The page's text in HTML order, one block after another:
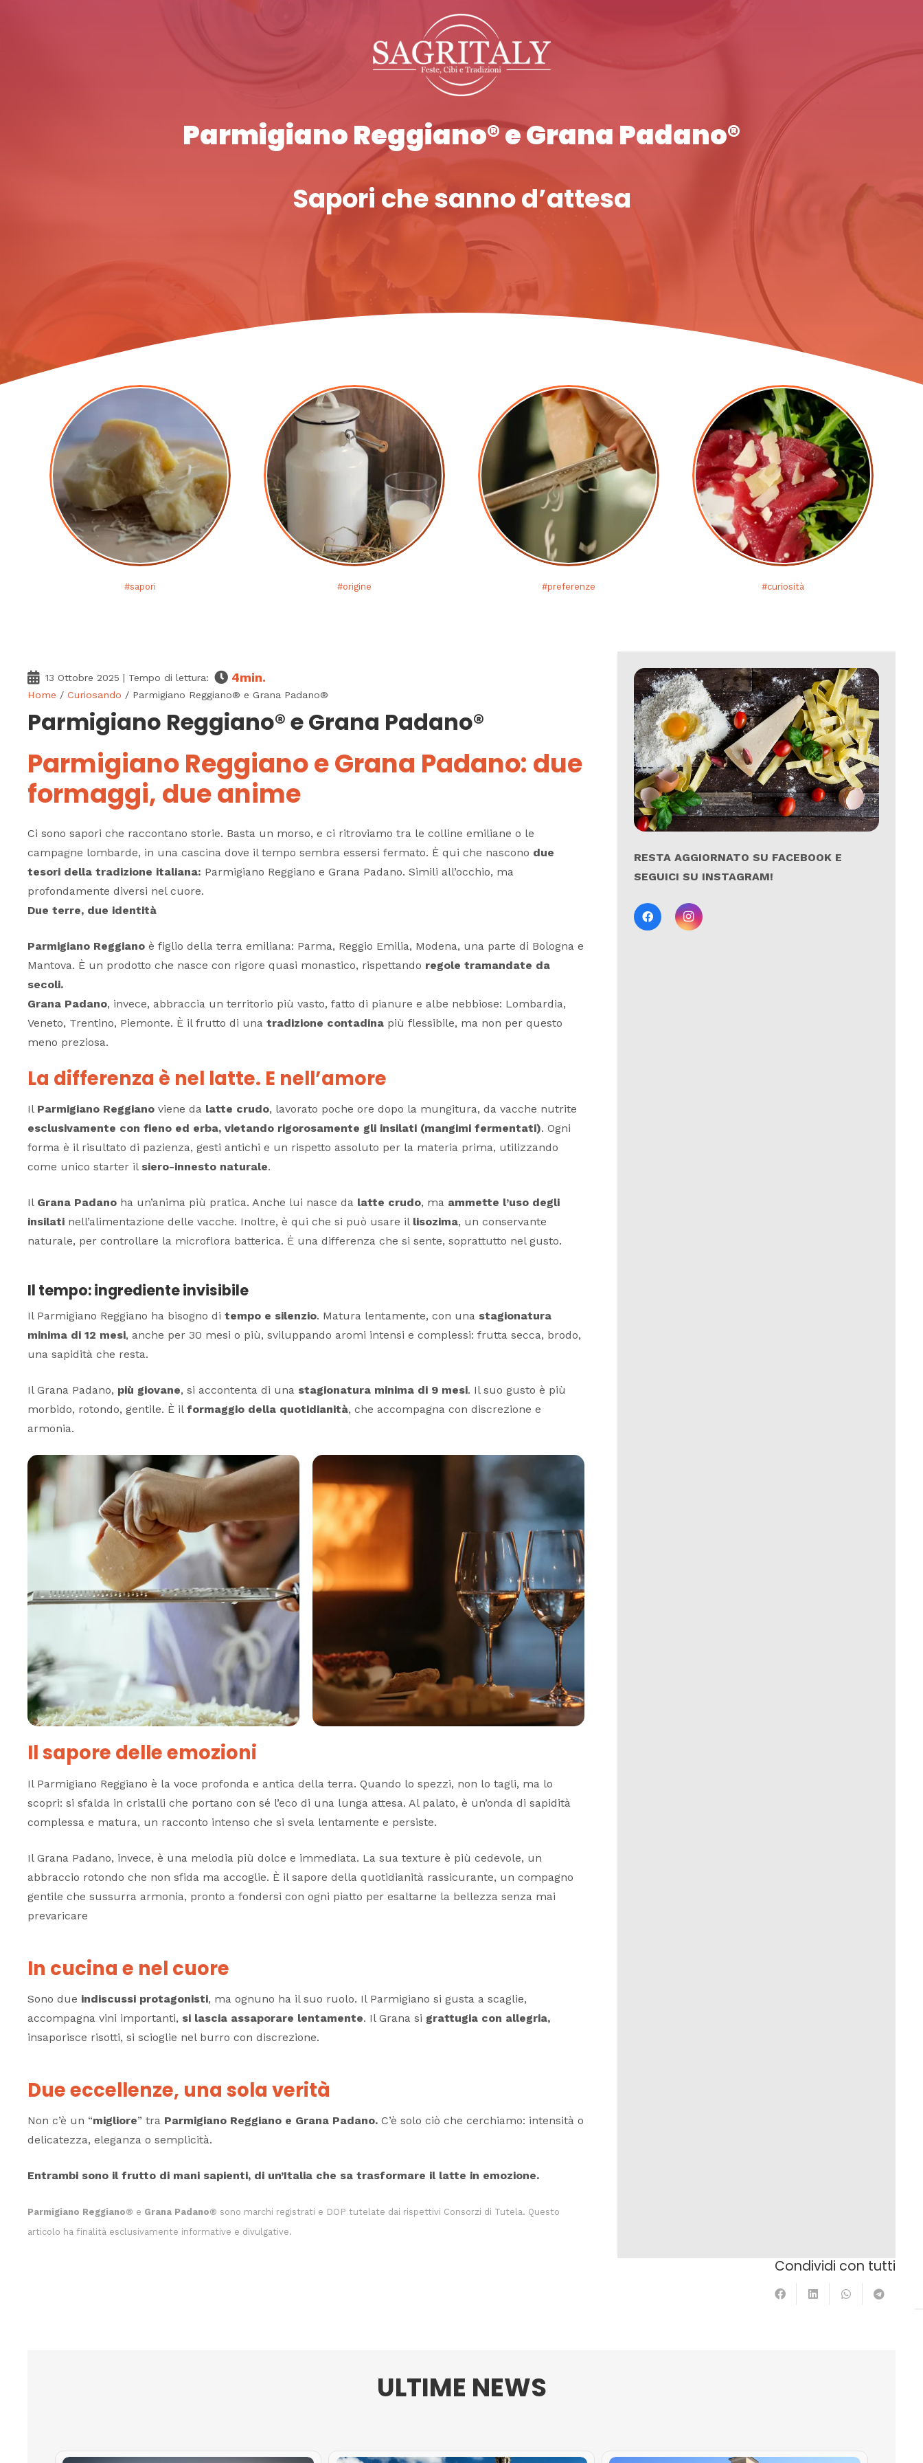
Parmigiano Reggiano® e Grana Padano®
Sapori che sanno d’attesa
#sapori #origine #preferenze #curiosità
13 Ottobre 2025 | Tempo di lettura: 4min.
Home / Curiosando / Parmigiano Reggiano® e Grana Padano®
Parmigiano Reggiano® e Grana Padano®
Parmigiano Reggiano e Grana Padano: due
formaggi, due anime
Ci sono sapori che raccontano storie. Basta un morso, e ci ritroviamo tra le colline emiliane o le
campagne lombarde, in una cascina dove il tempo sembra essersi fermato. È qui che nascono due
tesori della tradizione italiana: Parmigiano Reggiano e Grana Padano. Simili all’occhio, ma
profondamente diversi nel cuore.
Due terre, due identità
Parmigiano Reggiano è figlio della terra emiliana: Parma, Reggio Emilia, Modena, una parte di Bologna e
Mantova. È un prodotto che nasce con rigore quasi monastico, rispettando regole tramandate da
secoli.
Grana Padano, invece, abbraccia un territorio più vasto, fatto di pianure e albe nebbiose: Lombardia,
Veneto, Trentino, Piemonte. È il frutto di una tradizione contadina più flessibile, ma non per questo
meno preziosa.
La differenza è nel latte. E nell’amore
Il Parmigiano Reggiano viene da latte crudo, lavorato poche ore dopo la mungitura, da vacche nutrite
esclusivamente con fieno ed erba, vietando rigorosamente gli insilati (mangimi fermentati). Ogni
forma è il risultato di pazienza, gesti antichi e un rispetto assoluto per la materia prima, utilizzando
come unico starter il siero-innesto naturale.
Il Grana Padano ha un’anima più pratica. Anche lui nasce da latte crudo, ma ammette l’uso degli
insilati nell’alimentazione delle vacche. Inoltre, è qui che si può usare il lisozima, un conservante
naturale, per controllare la microflora batterica. È una differenza che si sente, soprattutto nel gusto.
Il tempo: ingrediente invisibile
Il Parmigiano Reggiano ha bisogno di tempo e silenzio. Matura lentamente, con una stagionatura
minima di 12 mesi, anche per 30 mesi o più, sviluppando aromi intensi e complessi: frutta secca, brodo,
una sapidità che resta.
Il Grana Padano, più giovane, si accontenta di una stagionatura minima di 9 mesi. Il suo gusto è più
morbido, rotondo, gentile. È il formaggio della quotidianità, che accompagna con discrezione e
armonia.
Il sapore delle emozioni
Il Parmigiano Reggiano è la voce profonda e antica della terra. Quando lo spezzi, non lo tagli, ma lo
scopri: si sfalda in cristalli che portano con sé l’eco di una lunga attesa. Al palato, è un’onda di sapidità
complessa e matura, un racconto intenso che si svela lentamente e persiste.
Il Grana Padano, invece, è una melodia più dolce e immediata. La sua texture è più cedevole, un
abbraccio rotondo che non sfida ma accoglie. È il sapore della quotidianità rassicurante, un compagno
gentile che sussurra armonia, pronto a fondersi con ogni piatto per esaltarne la bellezza senza mai
prevaricare
In cucina e nel cuore
Sono due indiscussi protagonisti, ma ognuno ha il suo ruolo. Il Parmigiano si gusta a scaglie,
accompagna vini importanti, si lascia assaporare lentamente. Il Grana si grattugia con allegria,
insaporisce risotti, si scioglie nel burro con discrezione.
Due eccellenze, una sola verità
Non c’è un “migliore” tra Parmigiano Reggiano e Grana Padano. C’è solo ciò che cerchiamo: intensità o
delicatezza, eleganza o semplicità.
Entrambi sono il frutto di mani sapienti, di un’Italia che sa trasformare il latte in emozione.
Parmigiano Reggiano® e Grana Padano® sono marchi registrati e DOP tutelate dai rispettivi Consorzi di Tutela. Questo
articolo ha finalità esclusivamente informative e divulgative.
RESTA AGGIORNATO SU FACEBOOK E
SEGUICI SU INSTAGRAM!
Condividi con tutti
ULTIME NEWS